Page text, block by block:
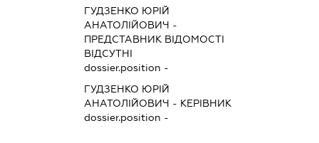
ГУДЗЕНКО ЮРІЙ
АНАТОЛІЙОВИЧ -
ПРЕДСТАВНИК ВІДОМОСТІ
ВІДСУТНІ
dossier.position -
ГУДЗЕНКО ЮРІЙ
АНАТОЛІЙОВИЧ - КЕРІВНИК
dossier.position -